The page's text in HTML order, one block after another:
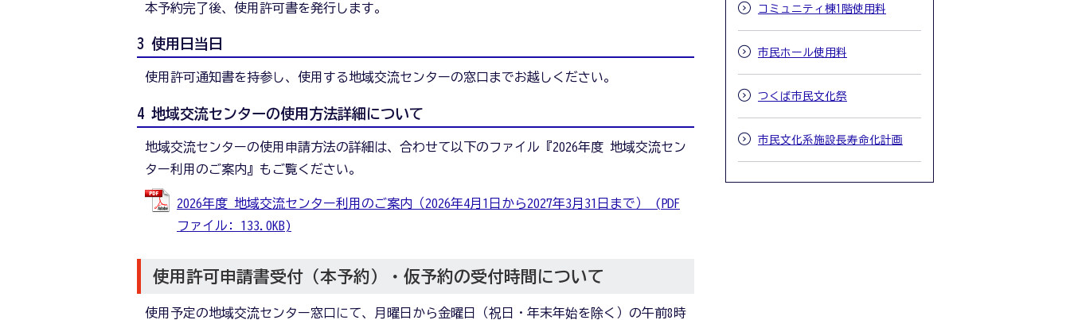
本予約完了後、使用許可書を発行します。
3 使用日当日
使用許可通知書を持参し、使用する地域交流センターの窓口までお越しください。
4 地域交流センターの使用方法詳細について
地域交流センターの使用申請方法の詳細は、合わせて以下のファイル『2026年度 地域交流セン
ター利用のご案内』もご覧ください。
2026年度 地域交流センター利用のご案内（2026年4月1日から2027年3月31日まで） (PDF
ファイル: 133.0KB)
使用許可申請書受付（本予約）・仮予約の受付時間について
使用予定の地域交流センター窓口にて、月曜日から金曜日（祝日・年末年始を除く）の午前8時
コミュニティ棟1階使用料
市民ホール使用料
つくば市民文化祭
市民文化系施設長寿命化計画